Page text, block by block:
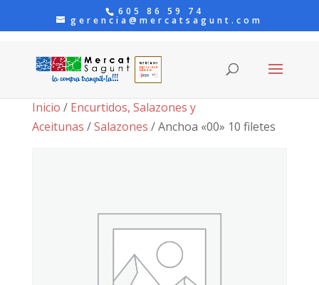
605 86 59 74
gerencia@mercatsagunt.com
Inicio / Encurtidos, Salazones y
Aceitunas /Salazones / Anchoa «00» 10 filetes